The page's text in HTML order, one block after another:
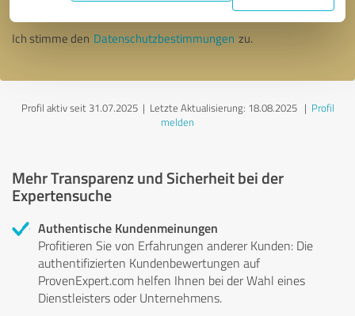
Ich stimme den Datenschutzbestimmungen zu.
Profil aktiv seit 31.07.2025 | Letzte Aktualisierung: 18.08.2025| Profil
melden
Mehr Transparenz und Sicherheit bei der
Expertensuche
Authentische Kundenmeinungen
Profitieren Sie von Erfahrungen anderer Kunden: Die
authentifizierten Kundenbewertungen auf
ProvenExpert.com helfen Ihnen bei der Wahl eines
Dienstleisters oder Unternehmens.